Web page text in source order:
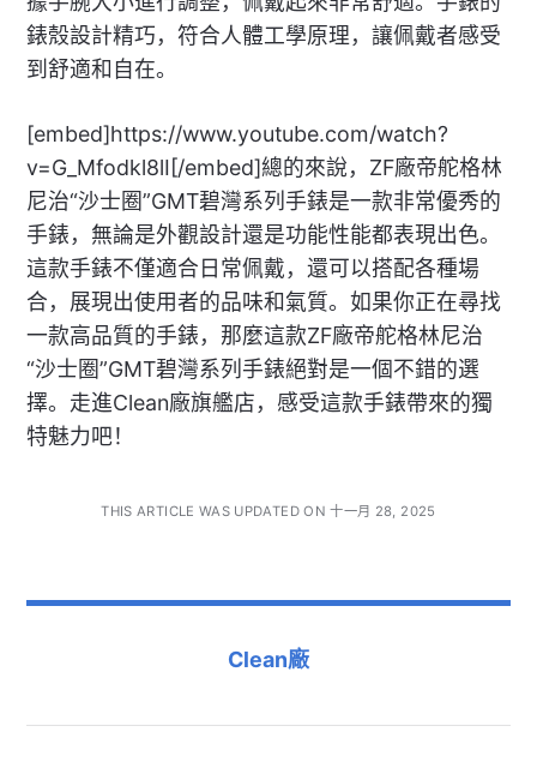
錶殼設計精巧，符合人體工學原理，讓佩戴者感受
到舒適和自在。
[embed]https://www.youtube.com/watch?
v=G_Mfodkl8lI[/embed]總的來說，ZF廠帝舵格林
尼治“沙士圈”GMT碧灣系列手錶是一款非常優秀的
手錶，無論是外觀設計還是功能性能都表現出色。
這款手錶不僅適合日常佩戴，還可以搭配各種場
合，展現出使用者的品味和氣質。如果你正在尋找
一款高品質的手錶，那麼這款ZF廠帝舵格林尼治
“沙士圈”GMT碧灣系列手錶絕對是一個不錯的選
擇。走進Clean廠旗艦店，感受這款手錶帶來的獨
特魅力吧！
THIS ARTICLE WAS UPDATED ON 十一月 28, 2025
Clean廠